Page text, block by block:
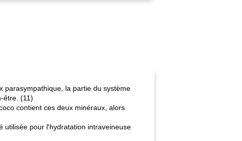
parasympathique, la partie du système
être. (11)
contient ces deux minéraux, alors
utilisée pour l'hydratation intraveineuse